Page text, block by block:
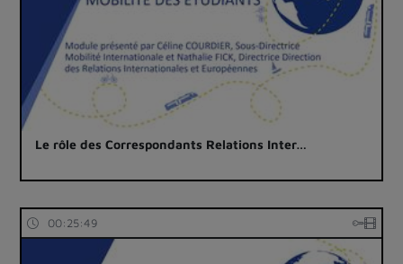
Le rôle des Correspondants Relations Inter…
00:25:49